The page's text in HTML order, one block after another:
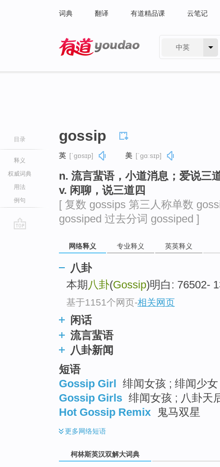
词典 翻译 有道精品课 云笔记
中英
目录
释义
权威词典
用法
例句
gossip
英 [ˈɡɒsɪp] 美 [ˈɡɑːsɪp]
n. 流言蜚语，小道消息；爱说三
v. 闲聊，说三道四
[ 复数 gossips 第三人称单数
gossiped 过去分词 gossiped ]
网络释义 专业释义 英英释义
八卦
本期 八卦(Gossip)明白: 76502-
基于1151个网页-相关网页
闲话
流言蜚语
八卦新闻
短语
Gossip Girl 绯闻女孩 ; 绯闻少
Gossip Girls 绯闻女孩 ; 八卦天
Hot Gossip Remix
鬼马双星
更多网络短语
柯林斯英汉双解大词典